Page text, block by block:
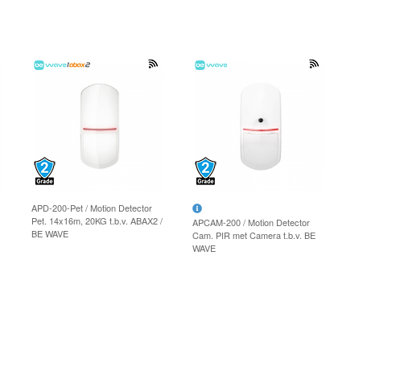
APD-200-Pet / Motion Detector
Pet. 14x16m, 20KG t.b.v. ABAX2 /
BE WAVE
APCAM-200 / Motion Detector
Cam. PIR met Camera t.b.v. BE
WAVE